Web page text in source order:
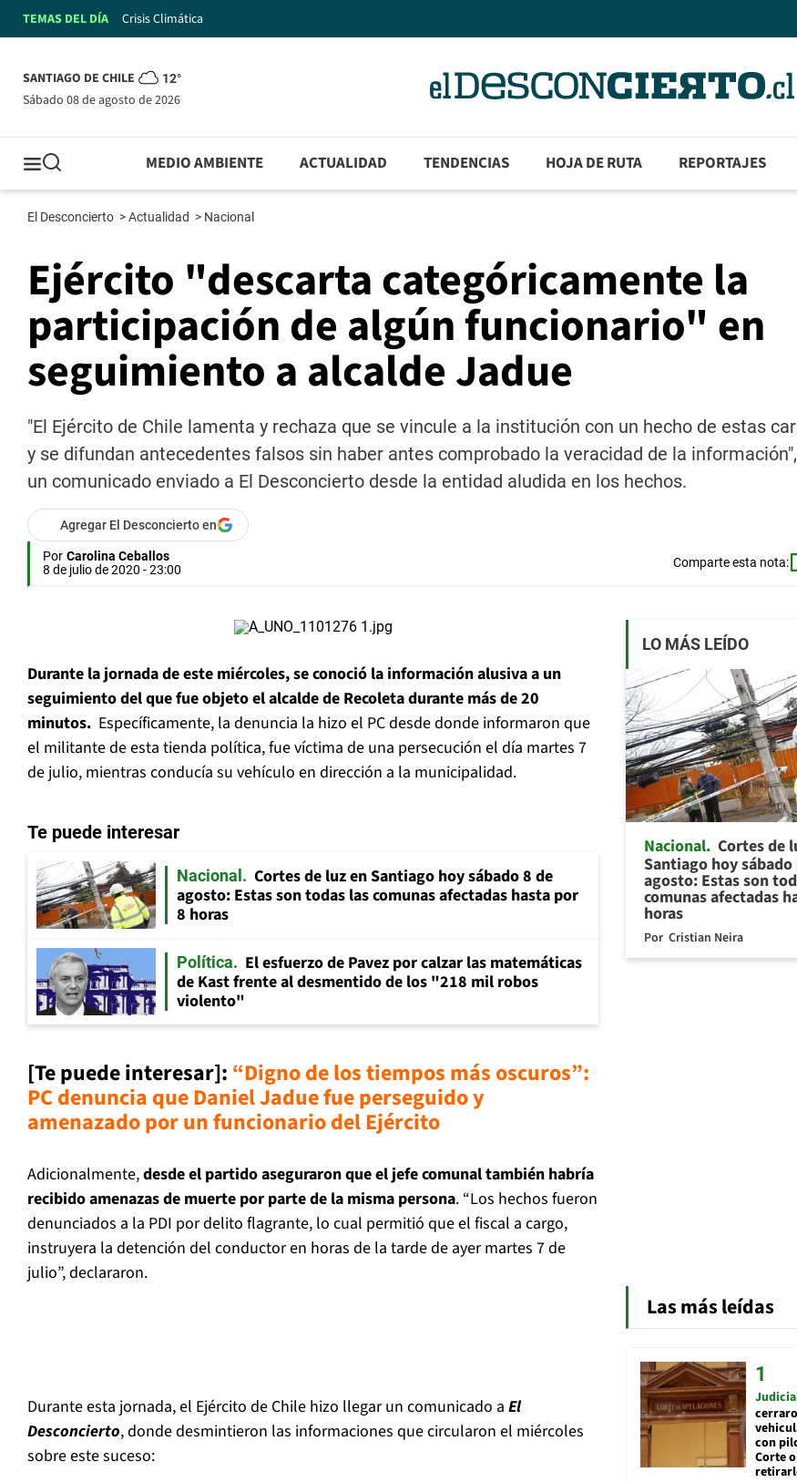
TEMAS DEL DÍA Crisis Climática
SANTIAGO DE CHILE 12°
sábado 08 de agosto de 2026
MEDIO AMBIENTE ACTUALIDAD TENDENCIAS HOJA DE RUTA REPORTAJES
El Desconcierto >Actualidad > Nacional
Ejército "descarta categóricamente la
participación de algún funcionario" en
seguimiento a alcalde Jadue
"El Ejército de Chile lamenta y rechaza que se vincule a la institución con un hecho de estas
y se difundan antecedentes falsos sin haber antes comprobado la veracidad de la
un comunicado enviado a El Desconcierto desde la entidad aludida en los hechos.
Agregar El Desconcierto en
Por Carolina Ceballos
8 de julio de 2020 - 23:00
Comparte esta nota:
Durante la jornada de este miércoles, se conoció la información alusiva a un
seguimiento del que fue objeto el alcalde de Recoleta durante más de 20
minutos. Específicamente, la denuncia la hizo el PC desde donde informaron que
el militante de esta tienda política, fue víctima de una persecución el día martes 7
de julio, mientras conducía su vehículo en dirección a la municipalidad.
Te puede interesar
Nacional
Cortes de luz en Santiago hoy sábado 8 de
agosto: Estas son todas las comunas afectadas hasta por
8 horas
Política
El esfuerzo de Pavez por calzar las matemáticas
de Kast frente al desmentido de los "218 mil robos
violento"
[Te puede interesar]: “Digno de los tiempos más oscuros”:
PC denuncia que Daniel Jadue fue perseguido y
amenazado por un funcionario del Ejército
Adicionalmente,desde el partido aseguraron que el jefe comunal también habría
recibido amenazas de muerte por parte de la misma persona. “Los hechos fueron
denunciados a la PDI por delito flagrante, lo cual permitió que el fiscal a cargo,
instruyera la detención del conductor en horas de la tarde de ayer martes 7 de
julio”, declararon.
Durante esta jornada, el Ejército de Chile hizo llegar un comunicado a El
Desconcierto, donde desmintieron las informaciones que circularon el miércoles
sobre este suceso:
LO MÁS LEÍDO
Nacional Cortes de
Santiago hoy sábado
agosto: Estas son
comunas afectadas
horas
Por Cristian Neira
Las más leídas
con
Corte